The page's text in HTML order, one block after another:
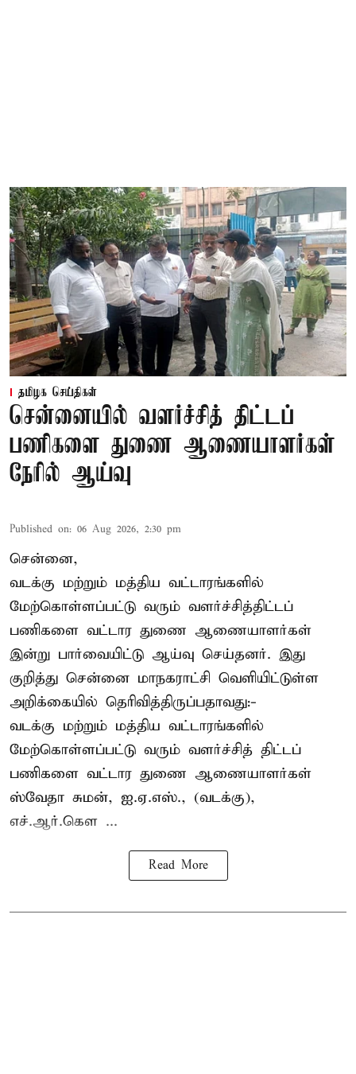
தமிழக செய்திகள்
சென்னையில் வளர்ச்சித் திட்டப்
பணிகளை துணை ஆணையாளர்கள்
நேரில் ஆய்வு
Published on: 06 Aug 2026, 2:30 pm
சென்னை,
வடக்கு மற்றும் மத்திய வட்டாரங்களில்
மேற்கொள்ளப்பட்டு வரும் வளர்ச்சித்திட்டப்
பணிகளை வட்டார துணை ஆணையாளர்கள்
இன்று பார்வையிட்டு ஆய்வு செய்தனர். இது
குறித்து சென்னை மாநகராட்சி வெளியிட்டுள்ள
அறிக்கையில் தெரிவித்திருப்பதாவது:-
வடக்கு மற்றும் மத்திய வட்டாரங்களில்
மேற்கொள்ளப்பட்டு வரும் வளர்ச்சித் திட்டப்
பணிகளை வட்டார துணை ஆணையாளர்கள்
ஸ்வேதா சுமன், ஐ.ஏ.எஸ்., (வடக்கு),
எச்.ஆர்.கௌ ...
Read More